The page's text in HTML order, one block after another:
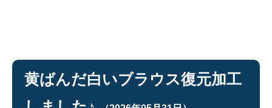
黄ばんだ白いブラウス復元加工